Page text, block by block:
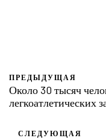
ПРЕДЫДУЩАЯ
Около 30 тысяч
легкоатлетических
СЛЕДУЮЩАЯ